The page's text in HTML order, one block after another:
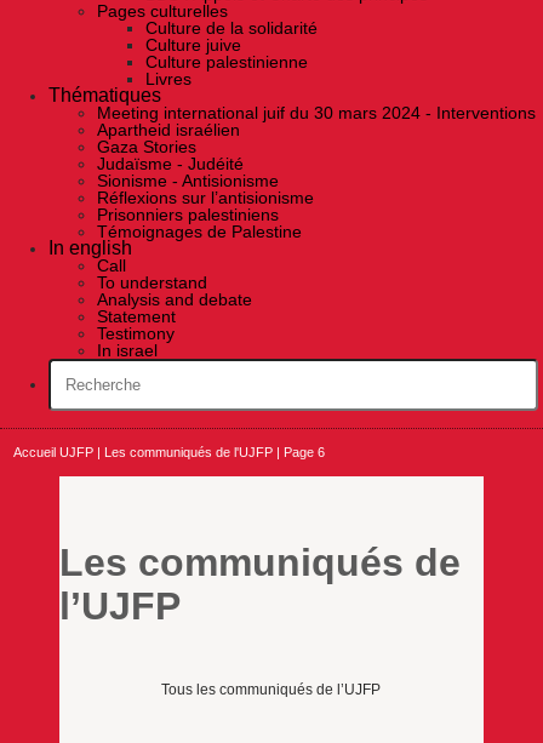
Pages culturelles
Culture de la solidarité
Culture juive
Culture palestinienne
Livres
Thématiques
Meeting international juif du 30 mars 2024 - Interventions
Apartheid israélien
Gaza Stories
Judaïsme - Judéité
Sionisme - Antisionisme
Réflexions sur l’antisionisme
Prisonniers palestiniens
Témoignages de Palestine
In english
Call
To understand
Analysis and debate
Statement
Testimony
In israel
Accueil UJFP Les communiqués de l'UJFP Page 6
Les communiqués de
l’UJFP
Tous les communiqués de l’UJFP